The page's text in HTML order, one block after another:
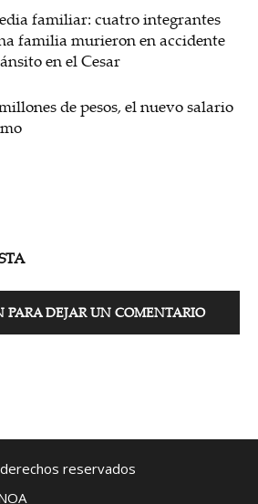
familiar: cuatro integrantes
familia murieron en accidente
en el Cesar
de pesos, el nuevo salario
PARA DEJAR UN COMENTARIO
reservados